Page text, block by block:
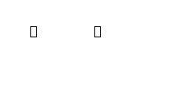
Bejelentkezés
Kosár